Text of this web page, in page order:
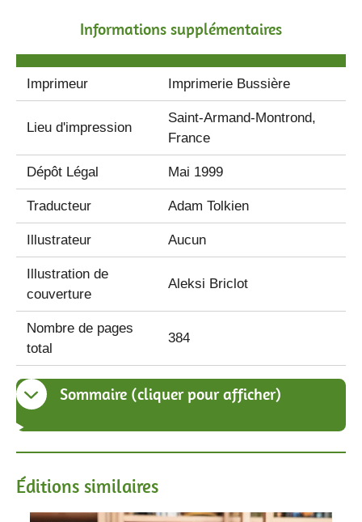
Informations supplémentaires
Imprimeur Imprimerie Bussière
Lieu d'impression
Saint-Armand-Montrond,
France
Dépôt Légal Mai 1999
Traducteur Adam Tolkien
Illustrateur Aucun
Illustration de
couverture
Aleksi Briclot
Nombre de pages
total
384
Sommaire (cliquer pour afficher)
Éditions similaires